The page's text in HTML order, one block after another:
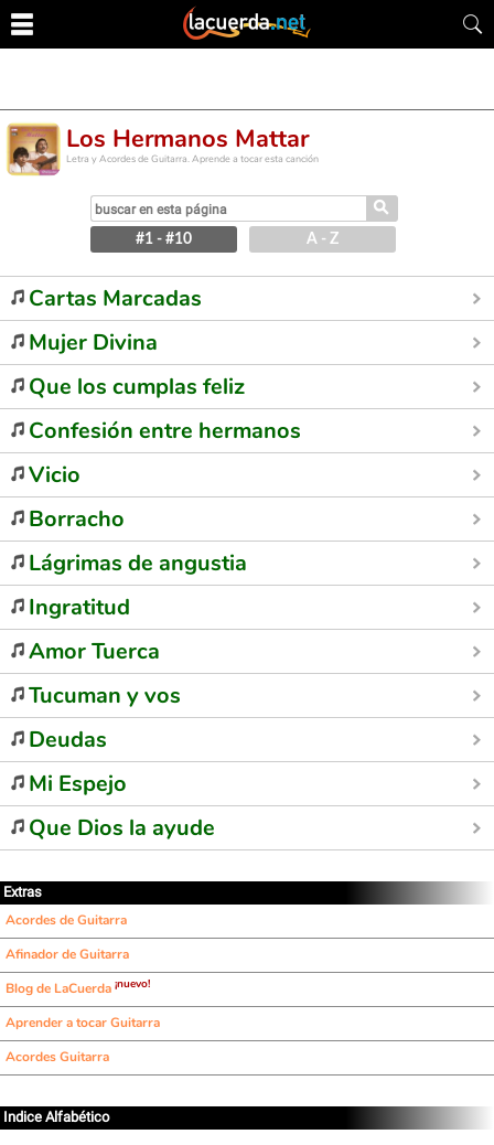
Los Hermanos Mattar
Letra y Acordes de Guitarra. Aprende a tocar esta canción
⚲
#1 - #10 A - Z
Cartas Marcadas
Mujer Divina
Que los cumplas feliz
Confesión entre hermanos
Vicio
Borracho
Lágrimas de angustia
Ingratitud
Amor Tuerca
Tucuman y vos
Deudas
Mi Espejo
Que Dios la ayude
Extras
Acordes de Guitarra
Afinador de Guitarra
Blog de LaCuerda ¡nuevo!
Aprender a tocar Guitarra
Acordes Guitarra
Indice Alfabético